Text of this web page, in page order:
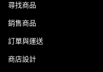
尋找商品
銷售商品
訂單與運送
商店設計